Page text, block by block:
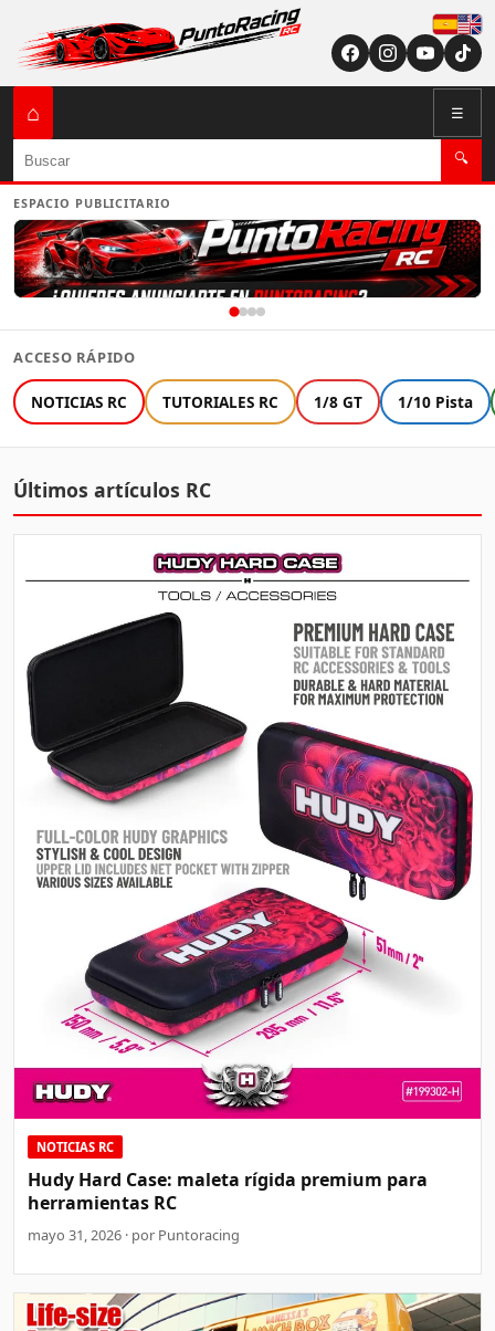
English (US /
⌂ ☰
Buscar 🔍
ESPACIO PUBLICITARIO
ACCESO RÁPIDO
NOTICIAS RC TUTORIALES RC 1/8 GT 1/10 Pista
Últimos artículos RC
NOTICIAS RC
Hudy Hard Case: maleta rígida premium para
herramientas RC
mayo 31, 2026 · por Puntoracing